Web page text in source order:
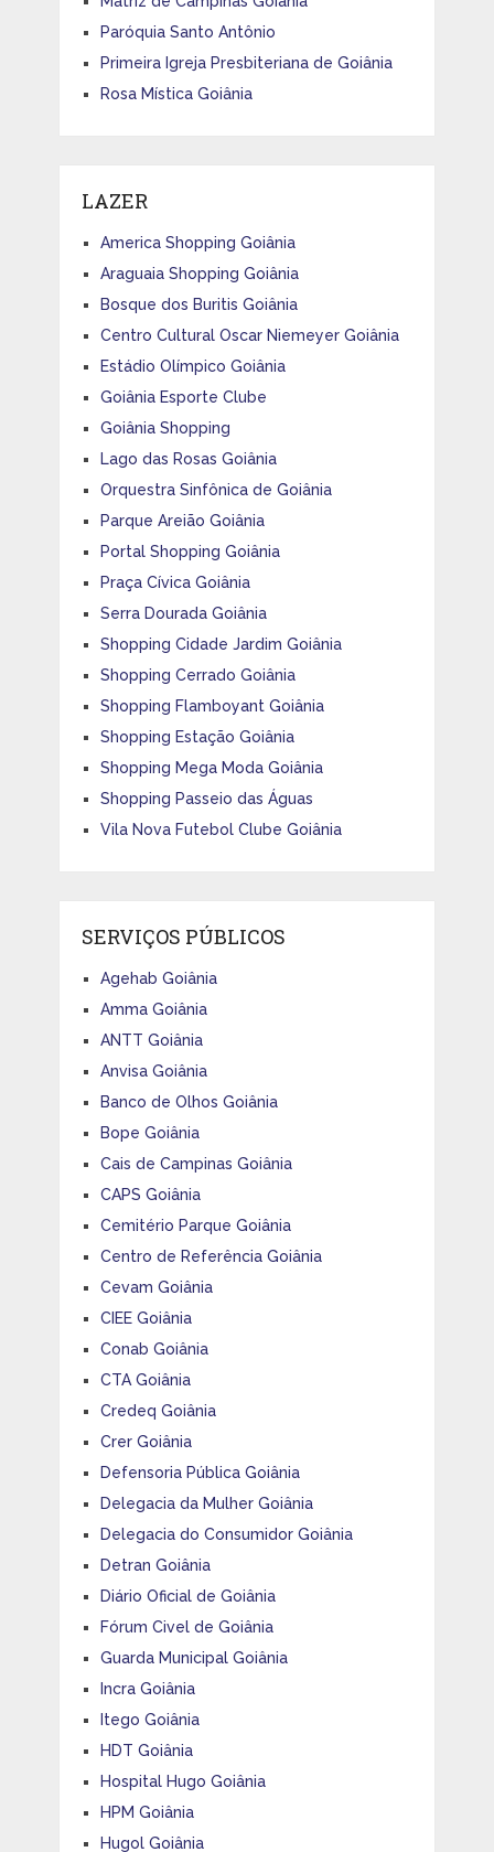
Paróquia Santo Antônio
Primeira Igreja Presbiteriana de Goiânia
Rosa Mística Goiânia
LAZER
America Shopping Goiânia
Araguaia Shopping Goiânia
Bosque dos Buritis Goiânia
Centro Cultural Oscar Niemeyer Goiânia
Estádio Olímpico Goiânia
Goiânia Esporte Clube
Goiânia Shopping
Lago das Rosas Goiânia
Orquestra Sinfônica de Goiânia
Parque Areião Goiânia
Portal Shopping Goiânia
Praça Cívica Goiânia
Serra Dourada Goiânia
Shopping Cidade Jardim Goiânia
Shopping Cerrado Goiânia
Shopping Flamboyant Goiânia
Shopping Estação Goiânia
Shopping Mega Moda Goiânia
Shopping Passeio das Águas
Vila Nova Futebol Clube Goiânia
SERVIÇOS PÚBLICOS
Agehab Goiânia
Amma Goiânia
ANTT Goiânia
Anvisa Goiânia
Banco de Olhos Goiânia
Bope Goiânia
Cais de Campinas Goiânia
CAPS Goiânia
Cemitério Parque Goiânia
Centro de Referência Goiânia
Cevam Goiânia
CIEE Goiânia
Conab Goiânia
CTA Goiânia
Credeq Goiânia
Crer Goiânia
Defensoria Pública Goiânia
Delegacia da Mulher Goiânia
Delegacia do Consumidor Goiânia
Detran Goiânia
Diário Oficial de Goiânia
Fórum Civel de Goiânia
Guarda Municipal Goiânia
Incra Goiânia
Itego Goiânia
HDT Goiânia
Hospital Hugo Goiânia
HPM Goiânia
Hugol Goiânia